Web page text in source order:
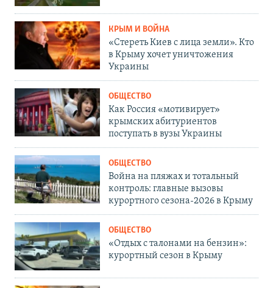
КРЫМ И ВОЙНА
«Стереть Киев с лица земли». Кто
в Крыму хочет уничтожения
Украины
ОБЩЕСТВО
Как Россия «мотивирует»
крымских абитуриентов
поступать в вузы Украины
ОБЩЕСТВО
Война на пляжах и тотальный
контроль: главные вызовы
курортного сезона-2026 в Крыму
ОБЩЕСТВО
«Отдых с талонами на бензин»:
курортный сезон в Крыму